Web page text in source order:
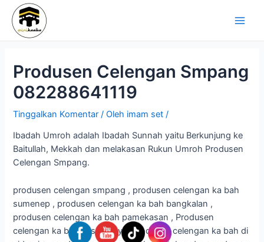
Lewati
konten
Produsen Celengan Smpang
082288641119
Tinggalkan Komentar / Oleh imam set/
Ibadah Umroh adalah Ibadah Sunnah yaitu Berkunjung ke
Baitullah, Mekkah dan melakasan Rukun Umroh Produsen
Celengan Smpang.
produsen celengan smpang , produsen celengan ka bah
sumenep , produsen celengan ka bah bangkalan ,
produsen celengan ka bah pamekasan , Produsen
celengan ka bah di surabaya, produsen celengan ka bah di
Navigasi
pos